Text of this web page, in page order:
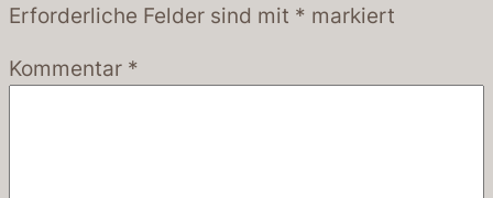
Erforderliche Felder sind mit * markiert
Kommentar *